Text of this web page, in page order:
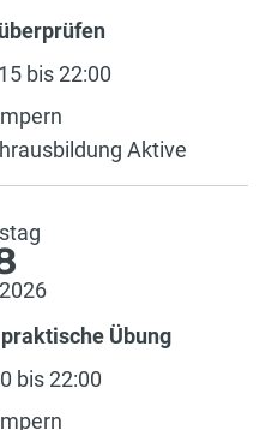
bis 22:00
Aktive
Übung
bis 22:00